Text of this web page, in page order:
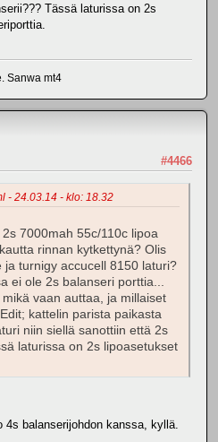
Tässä laturissa on 2s
Sanwa mt4
#4466
- 24.03.14 - klo: 18.32
7000mah 55c/110c lipoa
rinnan kytkettynä? Olis
ja turnigy accucell 8150 laturi?
ei ole 2s balanseri porttia...
vaan auttaa, ja millaiset
kattelin parista paikasta
niin siellä sanottiin että 2s
laturissa on 2s lipoasetukset
balanserijohdon kanssa, kyllä.